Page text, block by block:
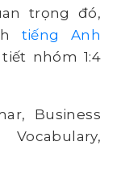
trọng đó,
tiếng Anh
nhóm 1:4
Business